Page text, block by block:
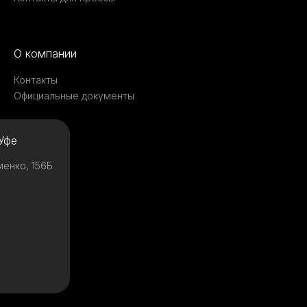
О компании
Контакты
Официальные документы
156Б